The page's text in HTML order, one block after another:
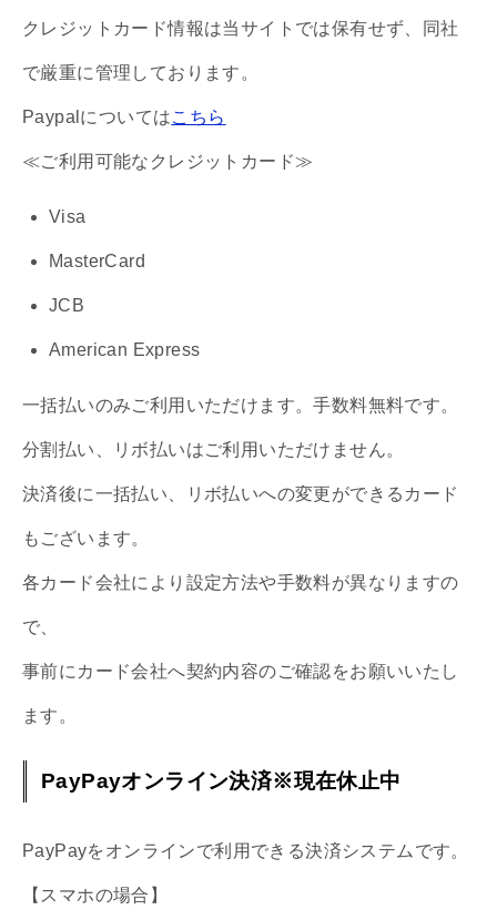
クレジットカード情報は当サイトでは保有せず、同社
で厳重に管理しております。
Paypalについてはこちら
≪ご利用可能なクレジットカード≫
Visa
MasterCard
JCB
American Express
一括払いのみご利用いただけます。手数料無料です。
分割払い、リボ払いはご利用いただけません。
決済後に一括払い、リボ払いへの変更ができるカード
もございます。
各カード会社により設定方法や手数料が異なりますの
で、
事前にカード会社へ契約内容のご確認をお願いいたし
ます。
PayPayオンライン決済※現在休止中
PayPayをオンラインで利用できる決済システムです。
【スマホの場合】